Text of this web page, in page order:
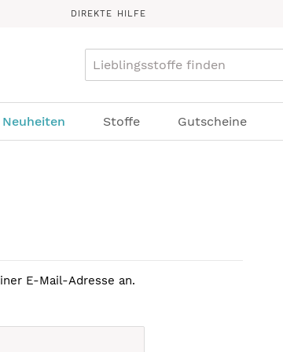
DIREKTE HILFE
Suche
Neuheiten Stoffe Gutscheine
E-Mail-Adresse an.